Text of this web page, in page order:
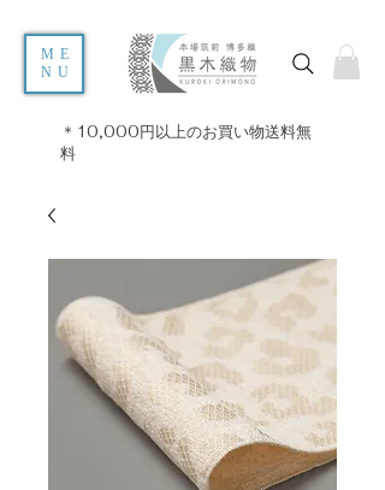
ME
NU
＊10,000円以上のお買い物送料無
料